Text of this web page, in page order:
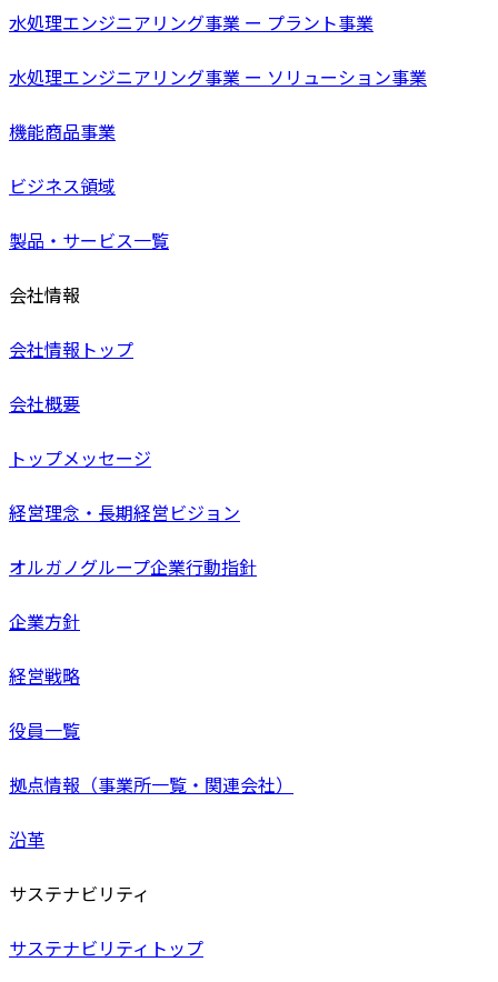
水処理エンジニアリング事業 ー プラント事業
水処理エンジニアリング事業 ー ソリューション事業
機能商品事業
ビジネス領域
製品・サービス一覧
会社情報
会社情報トップ
会社概要
トップメッセージ
経営理念・長期経営ビジョン
オルガノグループ企業行動指針
企業方針
経営戦略
役員一覧
拠点情報（事業所一覧・関連会社）
沿革
サステナビリティ
サステナビリティトップ